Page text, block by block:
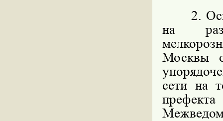
2.
на
Москвы
сети на